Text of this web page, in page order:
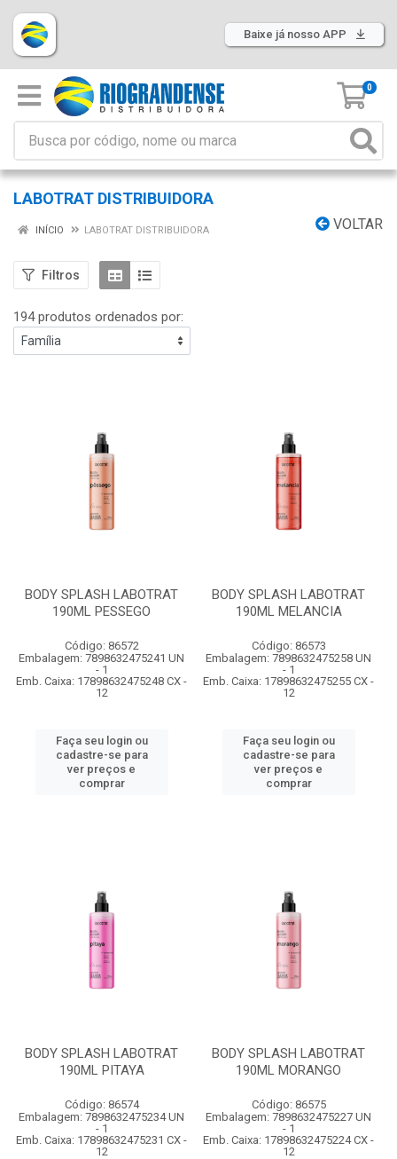
Baixe já nosso APP
0
LABOTRAT DISTRIBUIDORA
VOLTAR
INÍCIO LABOTRAT DISTRIBUIDORA
Filtros
194 produtos ordenados por:
BODY SPLASH LABOTRAT
190ML PESSEGO
Código: 86572
Embalagem: 7898632475241 UN
- 1
Emb. Caixa: 17898632475248 CX -
12
Faça seu login ou
cadastre-se para
ver preços e
comprar
BODY SPLASH LABOTRAT
190ML MELANCIA
Código: 86573
Embalagem: 7898632475258 UN
- 1
Emb. Caixa: 17898632475255 CX -
12
Faça seu login ou
cadastre-se para
ver preços e
comprar
BODY SPLASH LABOTRAT
190ML PITAYA
Código: 86574
Embalagem: 7898632475234 UN
- 1
Emb. Caixa: 17898632475231 CX -
12
BODY SPLASH LABOTRAT
190ML MORANGO
Código: 86575
Embalagem: 7898632475227 UN
- 1
Emb. Caixa: 17898632475224 CX -
12